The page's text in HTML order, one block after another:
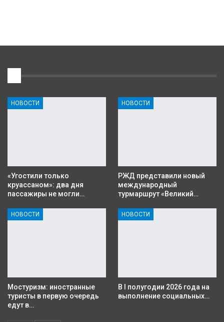
НОВОСТИ
«Угостили только
круассаном»: два дня
пассажиры не могли…
НОВОСТИ
РЖД представили новый
международный
турмаршрут «Великий…
НОВОСТИ
Мостуризм: иностранные
туристы в первую очередь
едут в…
НОВОСТИ
В I полугодии 2026 года на
выполнение социальных…